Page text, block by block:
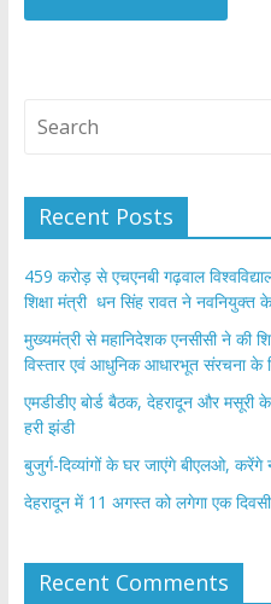
Recent Posts
459 करोड़ से एचएनबी गढ़वाल
शिक्षा मंत्री धन सिंह रावत ने नवनियुक्त
मुख्यमंत्री से महानिदेशक एनसीसी ने की
विस्तार एवं आधुनिक आधारभूत संरचना के
एमडीडीए बोर्ड बैठक, देहरादून और मसूरी
हरी झंडी
बुजुर्ग-दिव्यांगों के घर जाएंगे बीएलओ, करेंगे
​देहरादून में 11 अगस्त को लगेगा एक
Recent Comments